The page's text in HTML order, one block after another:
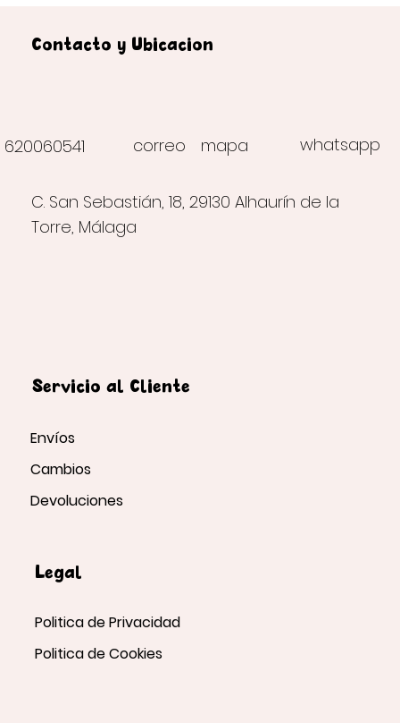
correo
Contacto y Ubicación
620060541 whatsapp
C. San Sebastián, 18, 29130 Alhaurín de la
Torre, Málaga
mapa
Servicio al Cliente
Envíos
Cambios
Devoluciones
Legal
Politica de Privacidad
Politica de Cookies